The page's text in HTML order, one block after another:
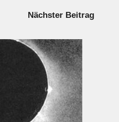
Nächster Beitrag